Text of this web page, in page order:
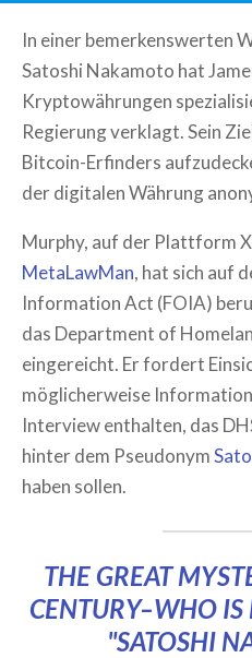
In einer bemerkenswerten
Satoshi Nakamoto hat
Kryptowährungen
Regierung verklagt. Sein
Bitcoin-Erfinders
der digitalen Währung
Murphy, auf der Plattform
MetaLawMan, hat sich auf
Information Act (FOIA)
das Department of
eingereicht. Er fordert
möglicherweise
Interview enthalten, das
hinter dem Pseudonym
haben sollen.
THE GREAT
CENTURY–WHO IS
"SATOSHI